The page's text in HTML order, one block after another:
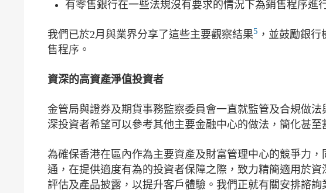
有零售銀行在一些法規沒有要求的情況下為銷售程序進
我們已於2月與業界分享了這些主要觀察結果5 ，並鼓勵銀
售程序。
資深的高資產淨值投資者
金管局與證券及期貨事務監察委員會一直就監管及合規做
深投資者希望可以參考其他主要金融中心的做法，簡化甚至
為確保香港在區內作為主要資產及財富管理中心的競爭力
通，在提供適度有為的投資者保障之際，致力精簡適用於
評估及產品披露，以提升客戶體驗。我們正就有關安排諮